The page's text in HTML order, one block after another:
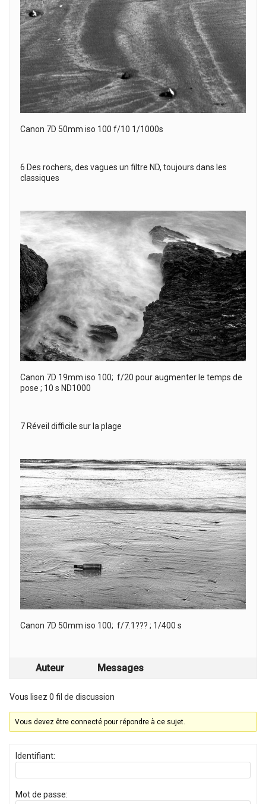
Canon 7D 50mm iso 100 f/10 1/1000s
6 Des rochers, des vagues un filtre ND, toujours dans les
classiques
Canon 7D 19mm iso 100; f/20 pour augmenter le temps de
pose ; 10 s ND1000
7 Réveil difficile sur la plage
Canon 7D 50mm iso 100; f/7.1??? ; 1/400 s
Auteur Messages
Vous lisez 0 fil de discussion
Vous devez être connecté pour répondre à ce sujet.
Identifiant:
Mot de passe: